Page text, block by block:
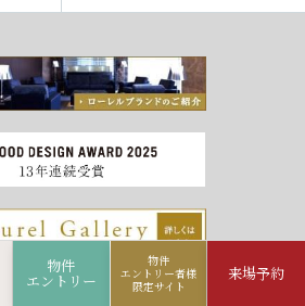
物件
エントリー
物件
エントリー者様
限定サイト
来場予約